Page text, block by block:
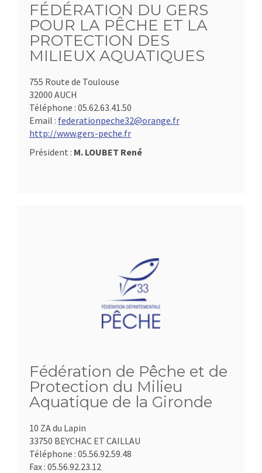
FÉDÉRATION DU GERS
POUR LA PÊCHE ET LA
PROTECTION DES
MILIEUX AQUATIQUES
755 Route de Toulouse
32000 AUCH
Téléphone : 05.62.63.41.50
Email : federationpeche32@orange.fr
http://www.gers-peche.fr
Président : M. LOUBET René
Fédération de Pêche et de
Protection du Milieu
Aquatique de la Gironde
10 ZA du Lapin
33750 BEYCHAC ET CAILLAU
Téléphone : 05.56.92.59.48
Fax : 05.56.92.23.12